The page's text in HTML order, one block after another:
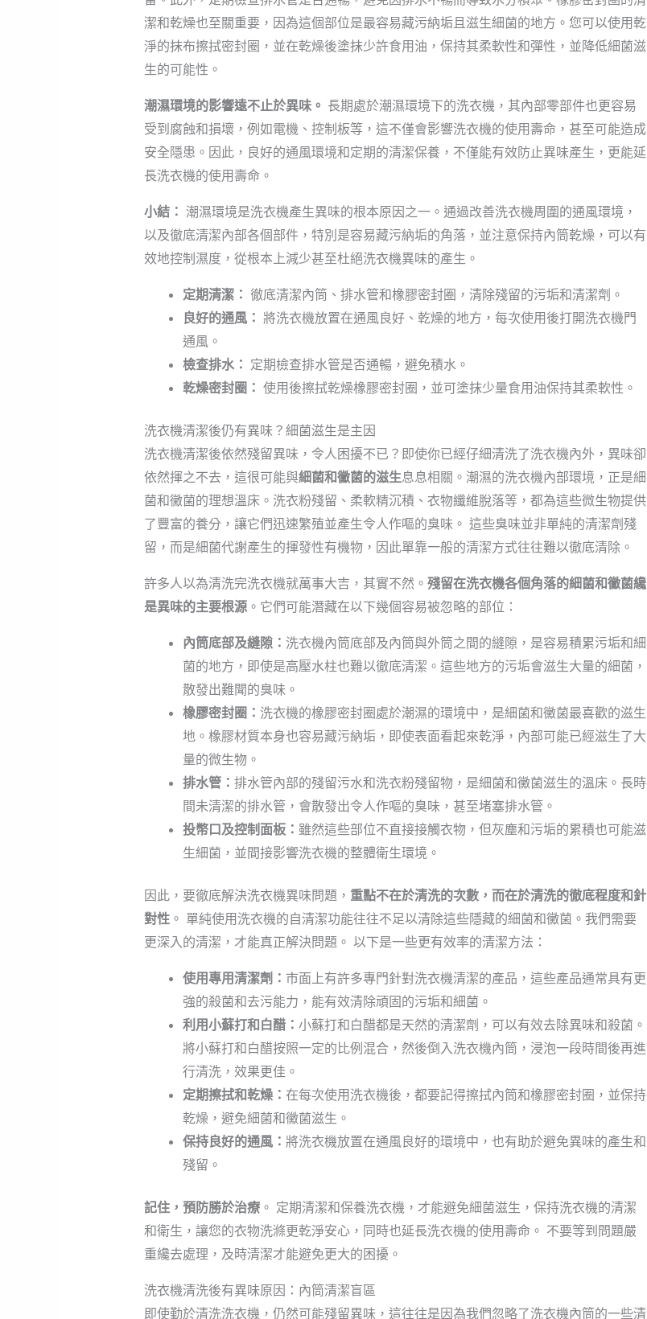
潔和乾燥也至關重要，因為這個部位是最容易藏污納垢且滋生細菌的地方。您可以使用乾
淨的抹布擦拭密封圈，並在乾燥後塗抹少許食用油，保持其柔軟性和彈性，並降低細菌滋
生的可能性。
潮濕環境的影響遠不止於異味。 長期處於潮濕環境下的洗衣機，其內部零部件也更容易
受到腐蝕和損壞，例如電機、控制板等，這不僅會影響洗衣機的使用壽命，甚至可能造成
安全隱患。因此，良好的通風環境和定期的清潔保養，不僅能有效防止異味產生，更能延
長洗衣機的使用壽命。
小結： 潮濕環境是洗衣機產生異味的根本原因之一。通過改善洗衣機周圍的通風環境，
以及徹底清潔內部各個部件，特別是容易藏污納垢的角落，並注意保持內筒乾燥，可以有
效地控制濕度，從根本上減少甚至杜絕洗衣機異味的產生。
定期清潔： 徹底清潔內筒、排水管和橡膠密封圈，清除殘留的污垢和清潔劑。
良好的通風： 將洗衣機放置在通風良好、乾燥的地方，每次使用後打開洗衣機門
通風。
檢查排水： 定期檢查排水管是否通暢，避免積水。
乾燥密封圈： 使用後擦拭乾燥橡膠密封圈，並可塗抹少量食用油保持其柔軟性。
洗衣機清潔後仍有異味？細菌滋生是主因
洗衣機清潔後依然殘留異味，令人困擾不已？即使你已經仔細清洗了洗衣機內外，異味卻
依然揮之不去，這很可能與細菌和黴菌的滋生息息相關。潮濕的洗衣機內部環境，正是細
菌和黴菌的理想溫床。洗衣粉殘留、柔軟精沉積、衣物纖維脫落等，都為這些微生物提供
了豐富的養分，讓它們迅速繁殖並產生令人作嘔的臭味。 這些臭味並非單純的清潔劑殘
留，而是細菌代謝產生的揮發性有機物，因此單靠一般的清潔方式往往難以徹底清除。
許多人以為清洗完洗衣機就萬事大吉，其實不然。 殘留在洗衣機各個角落的細菌和黴菌纔
是異味的主要根源。它們可能潛藏在以下幾個容易被忽略的部位：
內筒底部及縫隙： 洗衣機內筒底部及內筒與外筒之間的縫隙，是容易積累污垢和細
菌的地方，即使是高壓水柱也難以徹底清潔。這些地方的污垢會滋生大量的細菌，
散發出難聞的臭味。
橡膠密封圈： 洗衣機的橡膠密封圈處於潮濕的環境中，是細菌和黴菌最喜歡的滋生
地。橡膠材質本身也容易藏污納垢，即使表面看起來乾淨，內部可能已經滋生了大
量的微生物。
排水管： 排水管內部的殘留污水和洗衣粉殘留物，是細菌和黴菌滋生的溫床。長時
間未清潔的排水管，會散發出令人作嘔的臭味，甚至堵塞排水管。
投幣口及控制面板： 雖然這些部位不直接接觸衣物，但灰塵和污垢的累積也可能滋
生細菌，並間接影響洗衣機的整體衛生環境。
因此，要徹底解決洗衣機異味問題， 重點不在於清洗的次數，而在於清洗的徹底程度和針
對性。 單純使用洗衣機的自清潔功能往往不足以清除這些隱藏的細菌和黴菌。我們需要
更深入的清潔，才能真正解決問題。 以下是一些更有效率的清潔方法：
使用專用清潔劑： 市面上有許多專門針對洗衣機清潔的產品，這些產品通常具有更
強的殺菌和去污能力，能有效清除頑固的污垢和細菌。
利用小蘇打和白醋： 小蘇打和白醋都是天然的清潔劑，可以有效去除異味和殺菌。
將小蘇打和白醋按照一定的比例混合，然後倒入洗衣機內筒，浸泡一段時間後再進
行清洗，效果更佳。
定期擦拭和乾燥： 在每次使用洗衣機後，都要記得擦拭內筒和橡膠密封圈，並保持
乾燥，避免細菌和黴菌滋生。
保持良好的通風： 將洗衣機放置在通風良好的環境中，也有助於避免異味的產生和
殘留。
記住，預防勝於治療。 定期清潔和保養洗衣機，才能避免細菌滋生，保持洗衣機的清潔
和衛生，讓您的衣物洗滌更乾淨安心，同時也延長洗衣機的使用壽命。 不要等到問題嚴
重纔去處理，及時清潔才能避免更大的困擾。
洗衣機清洗後有異味原因：內筒清潔盲區
即使勤於清洗洗衣機，仍然可能殘留異味，這往往是因為我們忽略了洗衣機內筒的一些清